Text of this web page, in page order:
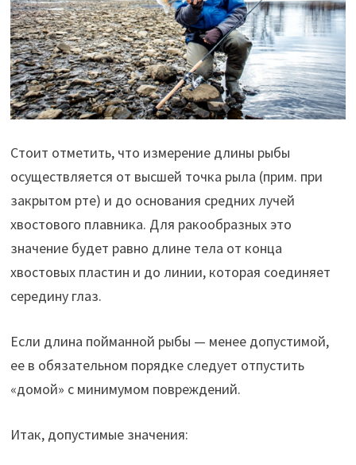
Стоит отметить, что измерение длины рыбы
осуществляется от высшей точка рыла (прим. при
закрытом рте) и до основания средних лучей
хвостового плавника. Для ракообразных это
значение будет равно длине тела от конца
хвостовых пластин и до линии, которая соединяет
середину глаз.
Если длина пойманной рыбы — менее допустимой,
ее в обязательном порядке следует отпустить
«домой» с минимумом повреждений.
Итак, допустимые значения: